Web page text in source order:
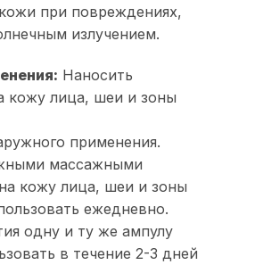
при повреждениях,
излучением.
Наносить
кожу лица, шеи и зоны
применения.
массажными
кожу лица, шеи и зоны
ежедневно.
одну и ту же ампулу
в течение 2-3 дней